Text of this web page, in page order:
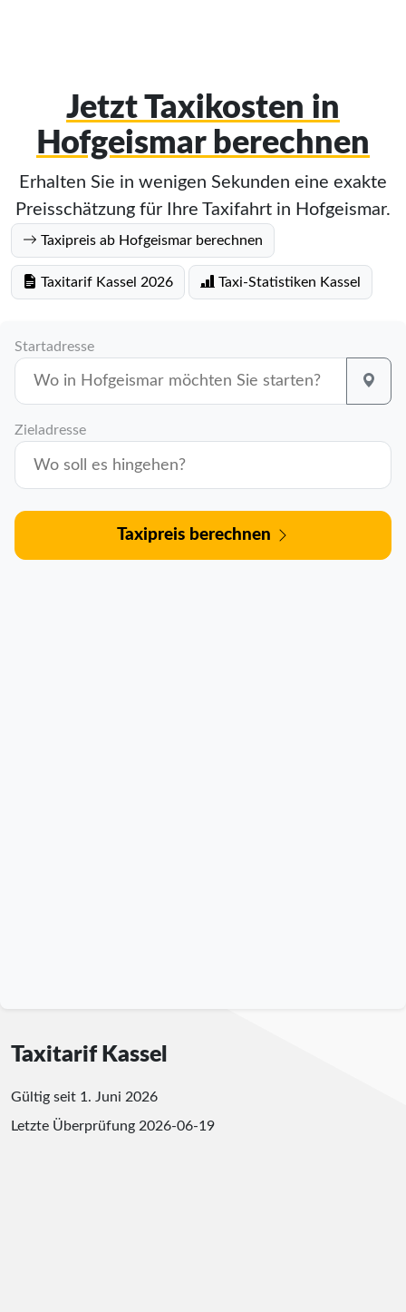
Jetzt Taxikosten in
Hofgeismar berechnen
Erhalten Sie in wenigen Sekunden eine exakte
Preisschätzung für Ihre Taxifahrt in Hofgeismar.
Taxipreis ab Hofgeismar berechnen
Taxitarif Kassel 2026 Taxi-Statistiken Kassel
Startadresse
Zieladresse
Taxipreis berechnen
Taxitarif Kassel
Gültig seit 1. Juni 2026
Letzte Überprüfung 2026-06-19